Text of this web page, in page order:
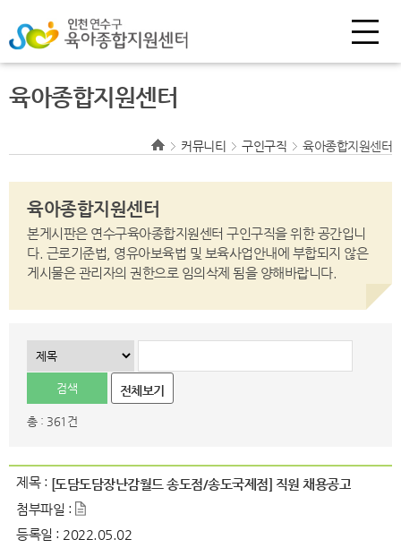
육아종합지원센터
커뮤니티 구인구직 육아종합지원센터
육아종합지원센터
본게시판은 연수구육아종합지원센터 구인구직을 위한 공간입니
다. 근로기준법, 영유아보육법 및 보육사업안내에 부합되지 않은
게시물은 관리자의 권한으로 임의삭제 됨을 양해바랍니다.
전체보기
총 : 361건
제목 : [도담도담장난감월드 송도점/송도국제점] 직원 채용공고
첨부파일 :
등록일 : 2022.05.02